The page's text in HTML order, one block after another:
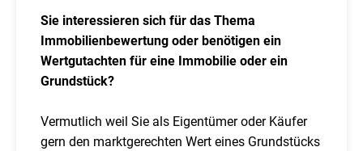
Sie interessieren sich für das Thema
Immobilienbewertung oder benötigen ein
Wertgutachten für eine Immobilie oder ein
Grundstück?
Vermutlich weil Sie als Eigentümer oder Käufer
gern den marktgerechten Wert eines Grundstücks